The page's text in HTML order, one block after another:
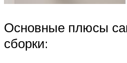
Основные плюсы
сборки: